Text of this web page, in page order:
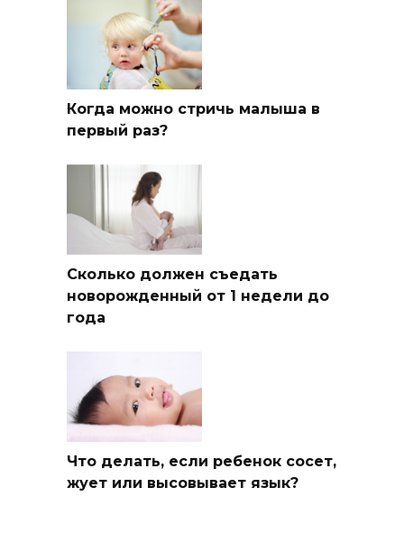
Когда можно стричь малыша в
первый раз?
Сколько должен съедать
новорожденный от 1 недели до
года
Что делать, если ребенок сосет,
жует или высовывает язык?